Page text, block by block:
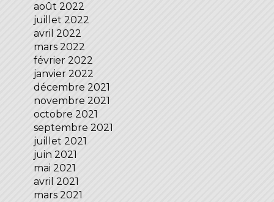
août 2022
juillet 2022
avril 2022
mars 2022
février 2022
janvier 2022
décembre 2021
novembre 2021
octobre 2021
septembre 2021
juillet 2021
juin 2021
mai 2021
avril 2021
mars 2021